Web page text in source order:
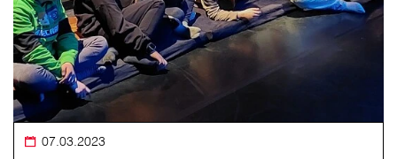
07.03.2023